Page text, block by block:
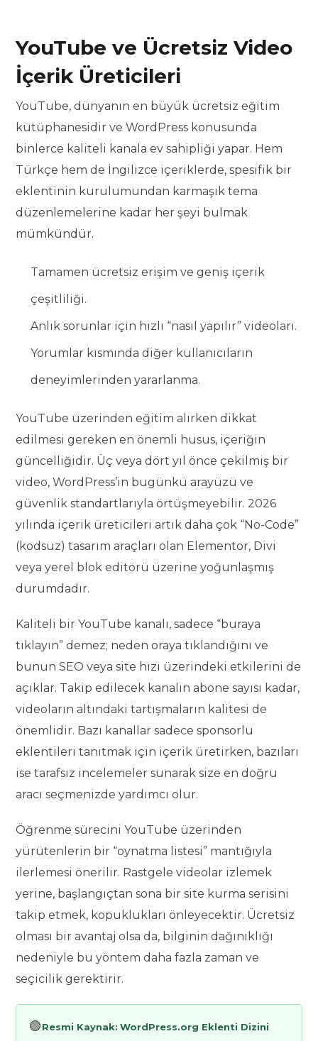
YouTube ve Ücretsiz Video
İçerik Üreticileri
YouTube, dünyanın en büyük ücretsiz eğitim
kütüphanesidir ve WordPress konusunda
binlerce kaliteli kanala ev sahipliği yapar. Hem
Türkçe hem de İngilizce içeriklerde, spesifik bir
eklentinin kurulumundan karmaşık tema
düzenlemelerine kadar her şeyi bulmak
mümkündür.
Tamamen ücretsiz erişim ve geniş içerik
çeşitliliği.
Anlık sorunlar için hızlı “nasıl yapılır” videoları.
Yorumlar kısmında diğer kullanıcıların
deneyimlerinden yararlanma.
YouTube üzerinden eğitim alırken dikkat
edilmesi gereken en önemli husus, içeriğin
güncelliğidir. Üç veya dört yıl önce çekilmiş bir
video, WordPress’in bugünkü arayüzü ve
güvenlik standartlarıyla örtüşmeyebilir. 2026
yılında içerik üreticileri artık daha çok “No-Code”
(kodsuz) tasarım araçları olan Elementor, Divi
veya yerel blok editörü üzerine yoğunlaşmış
durumdadır.
Kaliteli bir YouTube kanalı, sadece “buraya
tıklayın” demez; neden oraya tıklandığını ve
bunun SEO veya site hızı üzerindeki etkilerini de
açıklar. Takip edilecek kanalın abone sayısı kadar,
videoların altındaki tartışmaların kalitesi de
önemlidir. Bazı kanallar sadece sponsorlu
eklentileri tanıtmak için içerik üretirken, bazıları
ise tarafsız incelemeler sunarak size en doğru
aracı seçmenizde yardımcı olur.
Öğrenme sürecini YouTube üzerinden
yürütenlerin bir “oynatma listesi” mantığıyla
ilerlemesi önerilir. Rastgele videolar izlemek
yerine, başlangıçtan sona bir site kurma serisini
takip etmek, kopuklukları önleyecektir. Ücretsiz
olması bir avantaj olsa da, bilginin dağınıklığı
nedeniyle bu yöntem daha fazla zaman ve
seçicilik gerektirir.
🟢Resmi Kaynak: WordPress.org Eklenti Dizini